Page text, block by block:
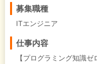
募集職種
ITエンジニア
仕事内容
【プログラミング知識